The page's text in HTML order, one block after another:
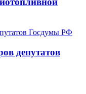
депутатов